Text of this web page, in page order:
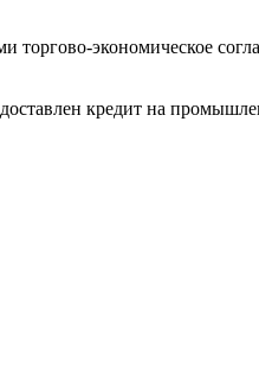
экономическое
кредит на